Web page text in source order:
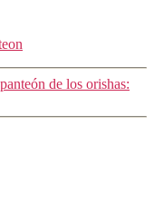
de los orishas: